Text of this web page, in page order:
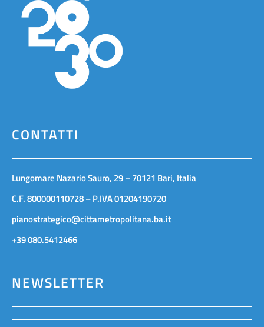
CONTATTI
Lungomare Nazario Sauro, 29 – 70121 Bari, Italia
C.F. 800000110728 – P.IVA 01204190720
pianostrategico@cittametropolitana.ba.it
+39 080.5412466
NEWSLETTER